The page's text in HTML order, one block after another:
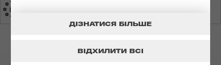
ВІДХИЛИТИ ВСІ
ДІЗНАТИСЯ БІЛЬШЕ